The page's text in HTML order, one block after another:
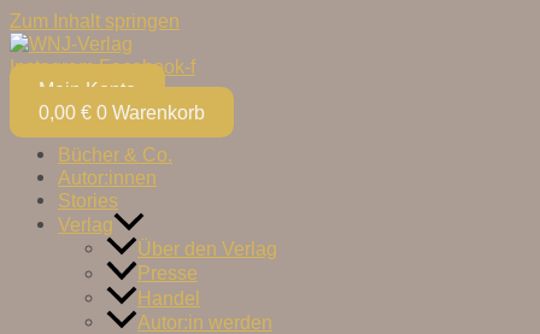
Zum Inhalt springen
Instagram Facebook-f
Mein Konto
0,00 € 0 Warenkorb
Bücher & Co.
Autor:innen
Stories
Verlag
Über den Verlag
Presse
Handel
Autor:in werden